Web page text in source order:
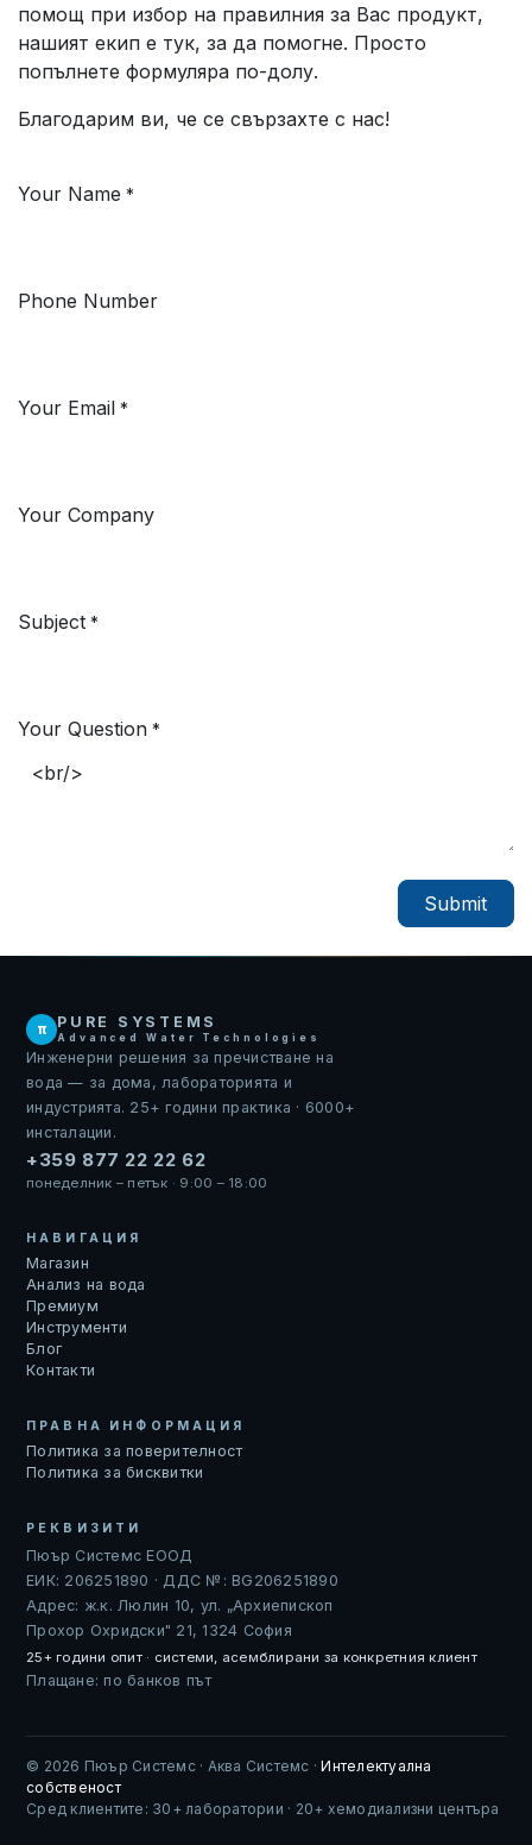
помощ при избор на правилния за Вас продукт,
нашият екип е тук, за да помогне. Просто
попълнете формуляра по-долу.
Благодарим ви, че се свързахте с нас!
Your Name *
Phone Number
Your Email *
Your Company
Subject *
Your Question *
Submit
π PURE SYSTEMS
Advanced Water Technologies
Инженерни решения за пречистване на
вода — за дома, лабораторията и
индустрията. 25+ години практика · 6000+
инсталации.
+359 877 22 22 62
понеделник – петък · 9:00 – 18:00
НАВИГАЦИЯ
Магазин
Анализ на вода
Премиум
Инструменти
Блог
Контакти
ПРАВНА ИНФОРМАЦИЯ
Политика за поверителност
Политика за бисквитки
РЕКВИЗИТИ
Пюър Системс ЕООД
ЕИК: 206251890 · ДДС №: BG206251890
Адрес: ж.к. Люлин 10, ул. „Архиепископ
Прохор Охридски" 21, 1324 София
25+ години опит · системи, асемблирани за конкретния клиент
Плащане: по банков път
© 2026 Пюър Системс · Аква Системс ·Интелектуална
собственост
Сред клиентите: 30+ лаборатории · 20+ хемодиализни центъра